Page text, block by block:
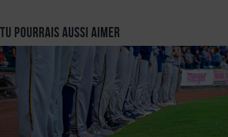
Tu pourrais aussi aimer